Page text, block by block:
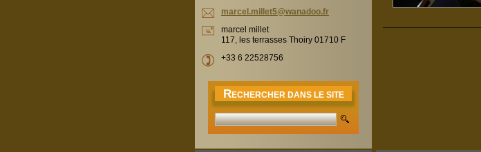
marcel.millet5@wanadoo.fr
marcel millet
117, les terrasses Thoiry 01710 F
+33 6 22528756
RECHERCHER DANS LE SITE